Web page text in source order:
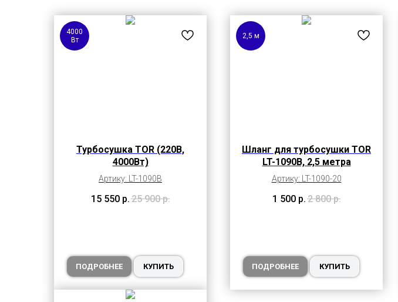
4000
Вт
Турбосушка TOR (220В,
4000Вт)
Артику: LT-1090B
15 550 р.25 900 р.
ПОДРОБНЕЕ КУПИТЬ
2,5 м
Шланг для турбосушки TOR
LT-1090B, 2,5 метра
Артику: LT-1090-20
1 500 р.2 800 р.
ПОДРОБНЕЕ КУПИТЬ